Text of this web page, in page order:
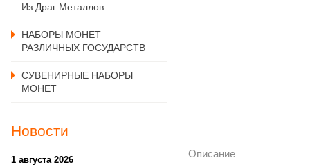
Из Драг Металлов
НАБОРЫ МОНЕТ
РАЗЛИЧНЫХ ГОСУДАРСТВ
СУВЕНИРНЫЕ НАБОРЫ
МОНЕТ
Новости
1 августа 2026
Описание